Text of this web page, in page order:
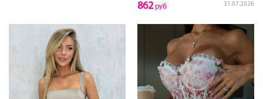
31.07.2026
862руб